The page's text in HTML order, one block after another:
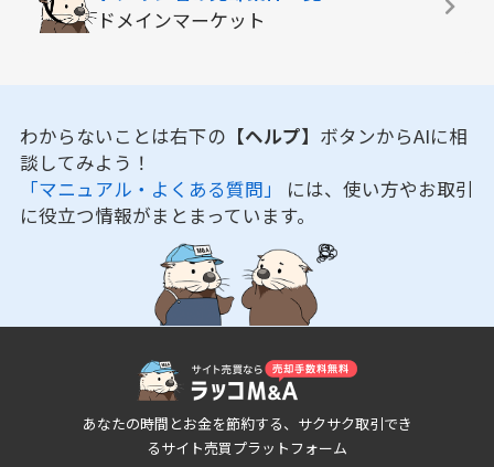
ドメインマーケット
わからないことは右下の 【ヘルプ】 ボタンからAIに相
談してみよう！
「マニュアル・よくある質問」 には、使い方やお取引
に役立つ情報がまとまっています。
あなたの時間とお金を節約する、サクサク取引でき
るサイト売買プラットフォーム